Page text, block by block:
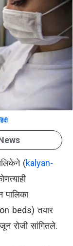
(kalyan-
पालिका
beds) तयार
रोजी सांगितले.